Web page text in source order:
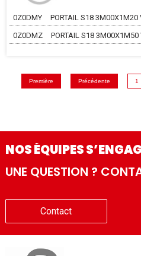
0Z0DMY
PORTAIL S18
0Z0DMZ
PORTAIL S18
Première Précédente 1
NOS ÉQUIPES
UNE QUESTION ?
Contact